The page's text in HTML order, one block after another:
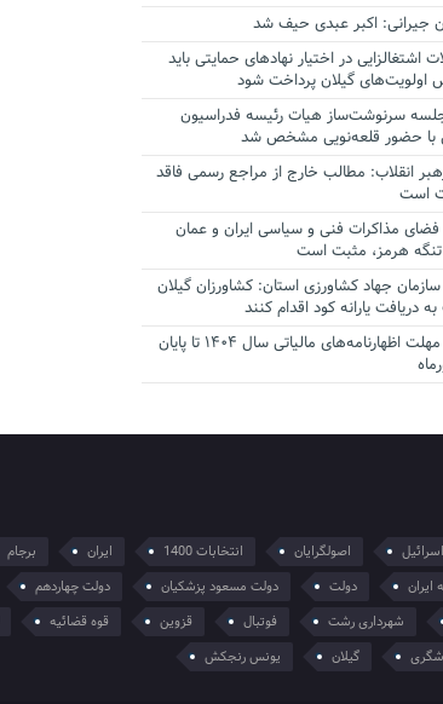
جیرانی: اکبر عبدی حیف شد
اشتغالزایی در اختیار نهادهای حمایتی باید
اولویت‌های گیلان پرداخت شود
سرنوشت‌ساز هیات رئیسه فدراسیون
با حضور قلعه‌نویی مشخص شد
انقلاب: مطالب خارج از مراجع رسمی فاقد
است
فضای مذاکرات فنی و سیاسی ایران و عمان
تنگه هرمز، مثبت است
جهاد کشاورزی استان: کشاورزان گیلان
دریافت یارانه کود اقدام کنند
تمدید مهلت اظهارنامه‌های مالیاتی سال ۱۴۰۴ تا پایان
اسرائیل اصولگرایان انتخابات 1400 ایران برجام
دولت دولت مسعود پزشکیان دولت چهاردهم
شهرداری رشت فوتبال قزوین قوه قضائیه
گیلان یونس رنجکش